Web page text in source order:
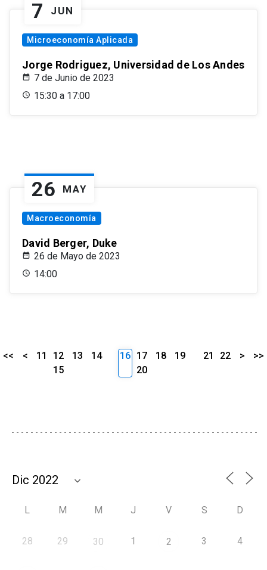
7 JUN
Microeconomía Aplicada
Jorge Rodriguez, Universidad de Los Andes
7 de Junio de 2023
15:30 a 17:00
26 MAY
Macroeconomía
David Berger, Duke
26 de Mayo de 2023
14:00
<< < 11 12 13
14
15
16 17 18
19
20
21 22 > >>
L M M J V S D
28 29 30 1 2 3 4